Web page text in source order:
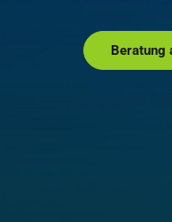
Beratung